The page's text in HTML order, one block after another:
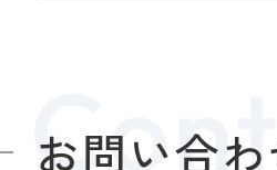
お問い合わ